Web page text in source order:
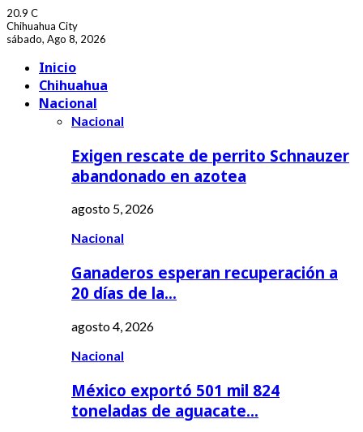
20.9 C
Chihuahua City
sábado, Ago 8, 2026
Inicio
Chihuahua
Nacional
Nacional
Exigen rescate de perrito Schnauzer
abandonado en azotea
agosto 5, 2026
Nacional
Ganaderos esperan recuperación a
20 días de la…
agosto 4, 2026
Nacional
México exportó 501 mil 824
toneladas de aguacate…